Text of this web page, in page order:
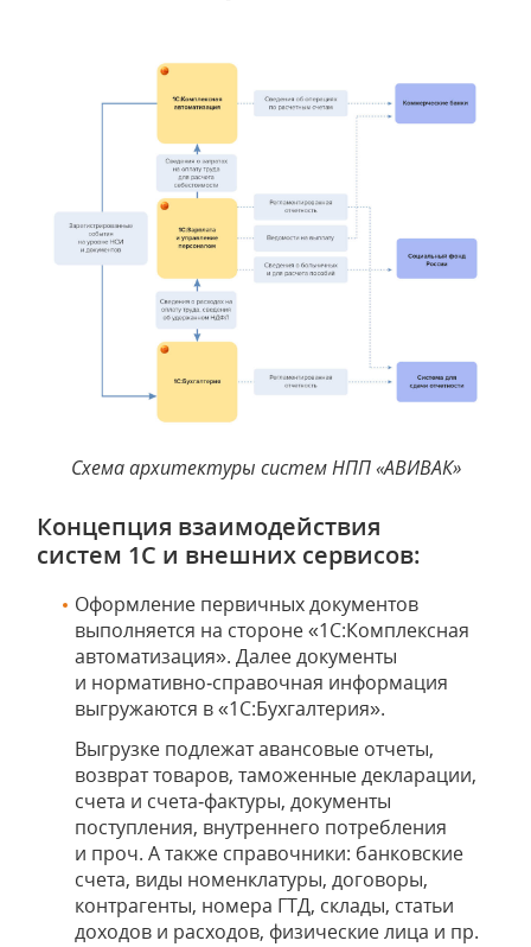
Схема архитектуры систем НПП «АВИВАК»
Концепция взаимодействия
систем 1С и внешних сервисов:
Оформление первичных документов
выполняется на стороне «1С:Комплексная
автоматизация». Далее документы
и нормативно‑справочная информация
выгружаются в «1С:Бухгалтерия».
Выгрузке подлежат авансовые отчеты,
возврат товаров, таможенные декларации,
счета и счета‑фактуры, документы
поступления, внутреннего потребления
и проч. А также справочники: банковские
счета, виды номенклатуры, договоры,
контрагенты, номера ГТД, склады, статьи
доходов и расходов, физические лица и пр.